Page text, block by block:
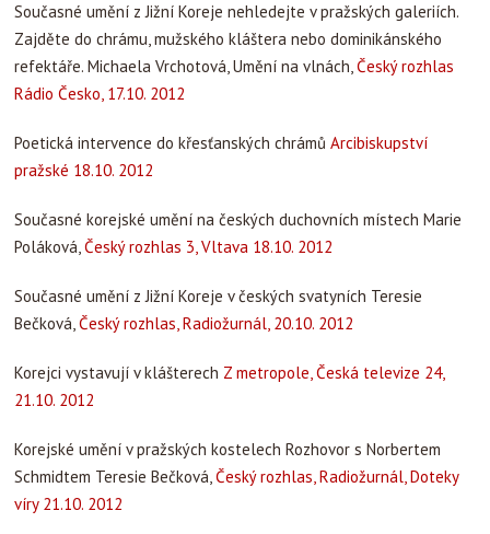
Současné umění z Jižní Koreje nehledejte v pražských galeriích.
Zajděte do chrámu, mužského kláštera nebo dominikánského
refektáře. Michaela Vrchotová, Umění na vlnách,Český rozhlas
Rádio Česko, 17.10. 2012
Poetická intervence do křesťanských chrámů Arcibiskupství
pražské 18.10. 2012
Současné korejské umění na českých duchovních místech Marie
Poláková,Český rozhlas 3, Vltava 18.10. 2012
Současné umění z Jižní Koreje v českých svatyních Teresie
Bečková,Český rozhlas, Radiožurnál, 20.10. 2012
Korejci vystavují v klášterech Z metropole, Česká televize 24,
21.10. 2012
Korejské umění v pražských kostelech Rozhovor s Norbertem
Schmidtem Teresie Bečková,Český rozhlas, Radiožurnál, Doteky
víry 21.10. 2012